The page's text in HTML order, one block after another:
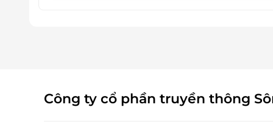
Công ty cổ phần truyền thông